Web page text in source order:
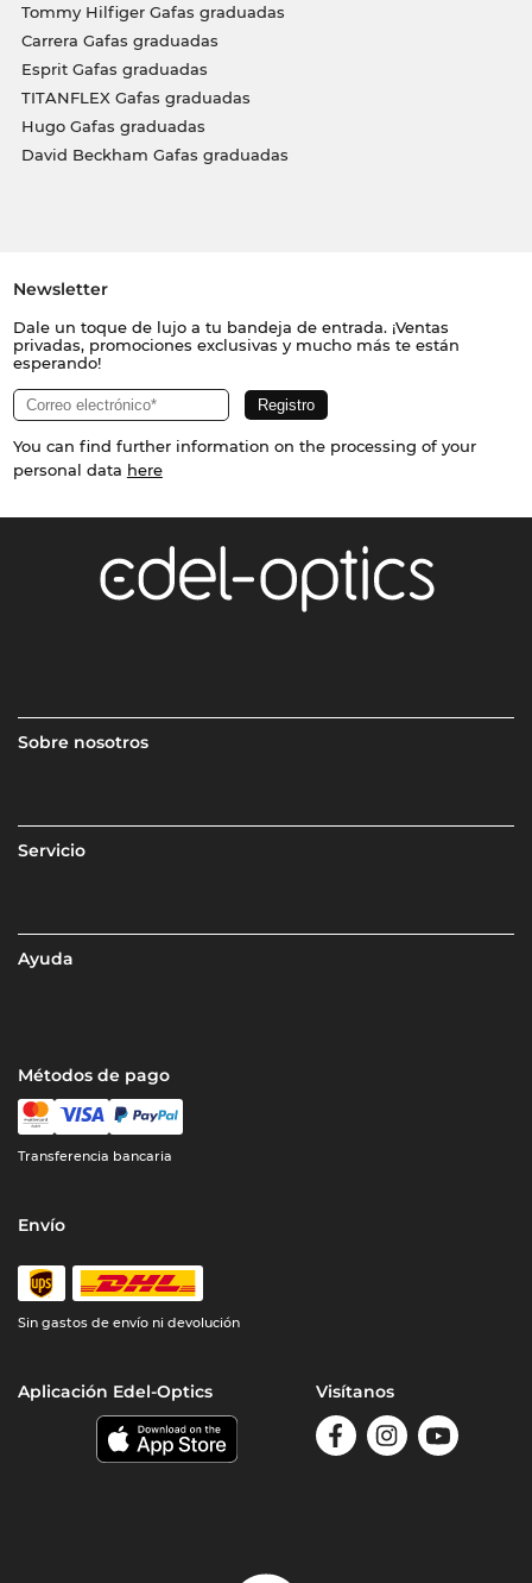
Tommy Hilfiger Gafas graduadas
Carrera Gafas graduadas
Esprit Gafas graduadas
TITANFLEX Gafas graduadas
Hugo Gafas graduadas
David Beckham Gafas graduadas
Newsletter
Dale un toque de lujo a tu bandeja de entrada. ¡Ventas
privadas, promociones exclusivas y mucho más te están
esperando!
You can find further information on the processing of your
personal data here
Sobre nosotros
Servicio
Ayuda
Métodos de pago
Transferencia bancaria
Envío
Sin gastos de envío ni devolución
Aplicación Edel-Optics Visítanos